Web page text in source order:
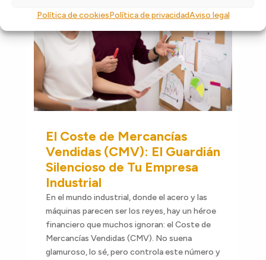
Política de cookiesPolítica de privacidadAviso legal
El Coste de Mercancías
Vendidas (CMV): El Guardián
Silencioso de Tu Empresa
Industrial
En el mundo industrial, donde el acero y las
máquinas parecen ser los reyes, hay un héroe
financiero que muchos ignoran: el Coste de
Mercancías Vendidas (CMV). No suena
glamuroso, lo sé, pero controla este número y